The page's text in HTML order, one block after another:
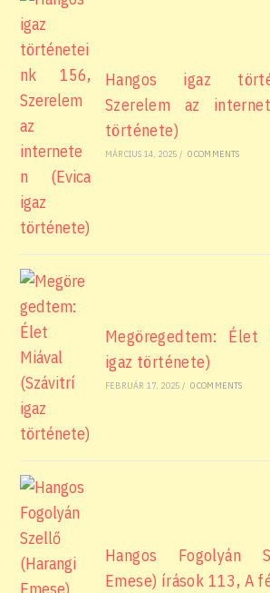
Hangos igaz
Szerelem az
története)
MÁRCIUS 14, 2025 / 0 COMMENTS
Megöregedtem: Élet
igaz története)
FEBRUÁR 17, 2025 / 0 COMMENTS
Hangos Fogolyán
Emese) írások 113, A